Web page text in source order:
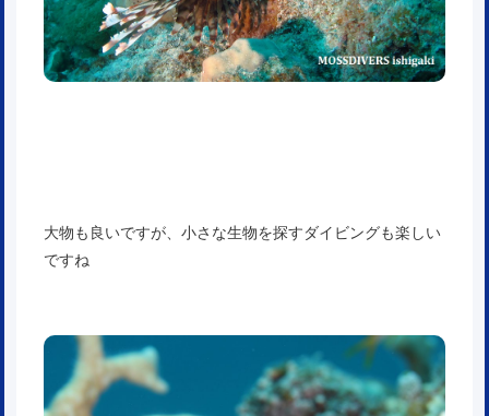
大物も良いですが、小さな生物を探すダイビングも楽しい
ですね